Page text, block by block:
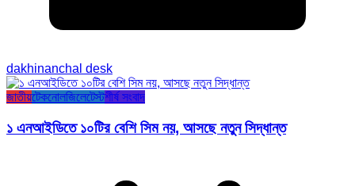
dakhinanchal desk
জাতীয়টেকনোলজিলেটেস্টশীর্ষ সংবাদ
১ এনআইডিতে ১০টির বেশি সিম নয়, আসছে নতুন সিদ্ধান্ত